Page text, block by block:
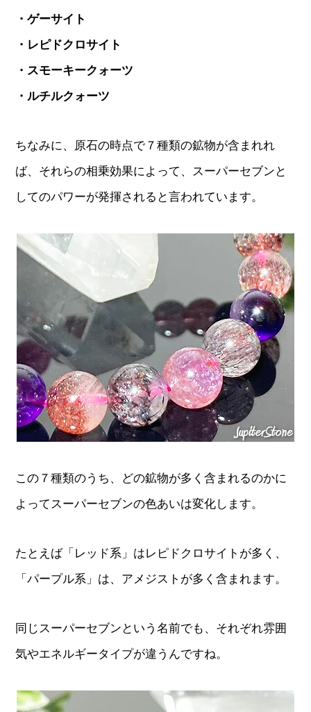
・ゲーサイト
・レピドクロサイト
・スモーキークォーツ
・ルチルクォーツ
ちなみに、原石の時点で７種類の鉱物が含まれれ
ば、それらの相乗効果によって、スーパーセブンと
してのパワーが発揮されると言われています。
この７種類のうち、どの鉱物が多く含まれるのかに
よってスーパーセブンの色あいは変化します。
たとえば「レッド系」はレピドクロサイトが多く、
「パープル系」は、アメジストが多く含まれます。
同じスーパーセブンという名前でも、それぞれ雰囲
気やエネルギータイプが違うんですね。